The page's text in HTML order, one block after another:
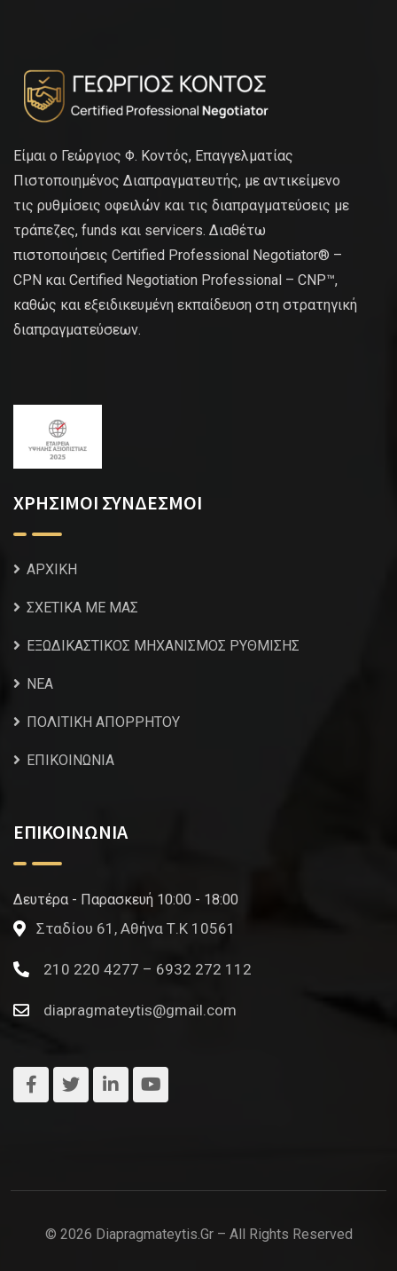
Είμαι ο Γεώργιος Φ. Κοντός, Επαγγελματίας
Πιστοποιημένος Διαπραγματευτής, με αντικείμενο
τις ρυθμίσεις οφειλών και τις διαπραγματεύσεις με
τράπεζες, funds και servicers. Διαθέτω
πιστοποιήσεις Certified Professional Negotiator® –
CPN και Certified Negotiation Professional – CNP™,
καθώς και εξειδικευμένη εκπαίδευση στη στρατηγική
διαπραγματεύσεων.
ΧΡΗΣΙΜΟΙ ΣΥΝΔΕΣΜΟΙ
ΑΡΧΙΚΗ
ΣΧΕΤΙΚΑ ΜΕ ΜΑΣ
ΕΞΩΔΙΚΑΣΤΙΚΟΣ ΜΗΧΑΝΙΣΜΟΣ ΡΥΘΜΙΣΗΣ
NEA
ΠΟΛΙΤΙΚΗ ΑΠΟΡΡΗΤΟΥ
ΕΠΙΚΟΙΝΩΝΙΑ
ΕΠΙΚΟΙΝΩΝΙΑ
Δευτέρα - Παρασκευή 10:00 - 18:00
Σταδίου 61, Αθήνα Τ.Κ 10561
210 220 4277 – 6932 272 112
diapragmateytis@gmail.com
© 2026 Diapragmateytis.gr – All Rights Reserved